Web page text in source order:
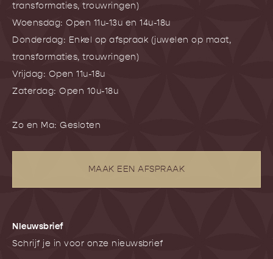
transformaties, trouwringen)
Woensdag: Open 11u-13u en 14u-18u
Donderdag: Enkel op afspraak (juwelen op maat,
transformaties, trouwringen)
Vrijdag: Open 11u-18u
Zaterdag: Open 10u-18u
Zo en Ma: Gesloten
MAAK EEN AFSPRAAK
NIeuwsbrief
Schrijf je in voor onze nieuwsbrief